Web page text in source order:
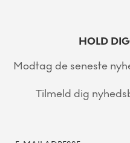
HOLD
Modtag de seneste
Tilmeld dig